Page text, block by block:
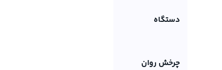
دستگاه
چرخش روان